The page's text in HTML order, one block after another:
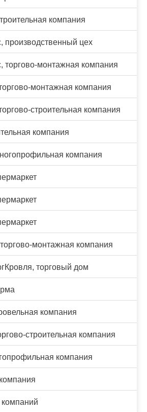
компания
производственный цех
торгово-монтажная компания
монтажная компания
строительная компания
компания
компания
монтажная компания
торговый дом
компания
строительная компания
компания